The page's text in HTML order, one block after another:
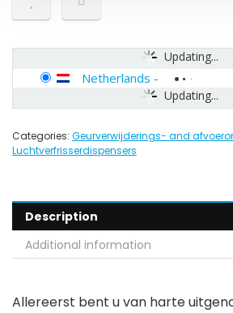
Updating...
Updating...
Netherlands -
Categories: Geurverwijderings- and
Luchtverfrisserdispensers
Description
Additional information
Allereerst bent u van harte